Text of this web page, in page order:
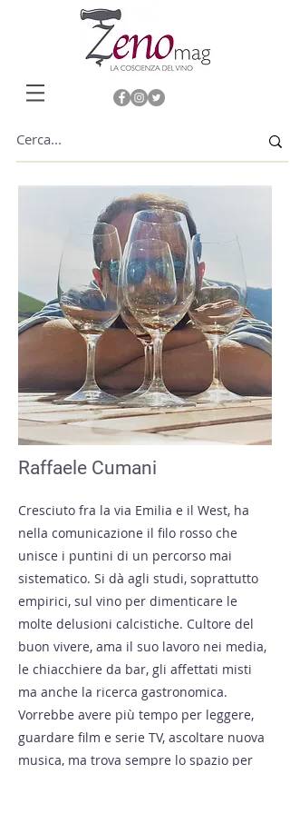
Raffaele Cumani
Cresciuto fra la via Emilia e il West, ha
nella comunicazione il filo rosso che
unisce i puntini di un percorso mai
sistematico. Si dà agli studi, soprattutto
empirici, sul vino per dimenticare le
molte delusioni calcistiche. Cultore del
buon vivere, ama il suo lavoro nei media,
le chiacchiere da bar, gli affettati misti
ma anche la ricerca gastronomica.
Vorrebbe avere più tempo per leggere,
guardare film e serie TV, ascoltare nuova
musica, ma trova sempre lo spazio per